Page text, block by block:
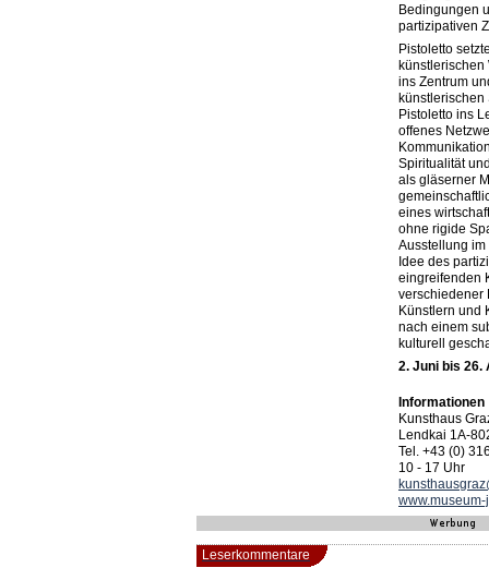
Bedingungen
partizipativen
Pistoletto
künstlerischen
ins Zentrum
Pistoletto ins
offenes
Spiritualität
als gläserner
eines
ohne rigide
Ausstellung
Idee des
eingreifenden
verschiedener
Künstlern und
nach ­einem
kulturell
2. Juni bis 26.
Informationen
Kunsthaus
Lendkai 1A-
Tel. +43 (0)
10 - 17 Uhr
Leserkommentare